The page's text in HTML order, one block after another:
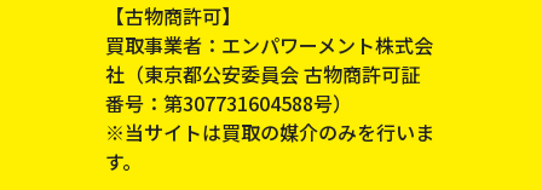
【古物商許可】
買取事業者：エンパワーメント株式会
社（東京都公安委員会 古物商許可証
番号：第307731604588号）
※当サイトは買取の媒介のみを行いま
す。